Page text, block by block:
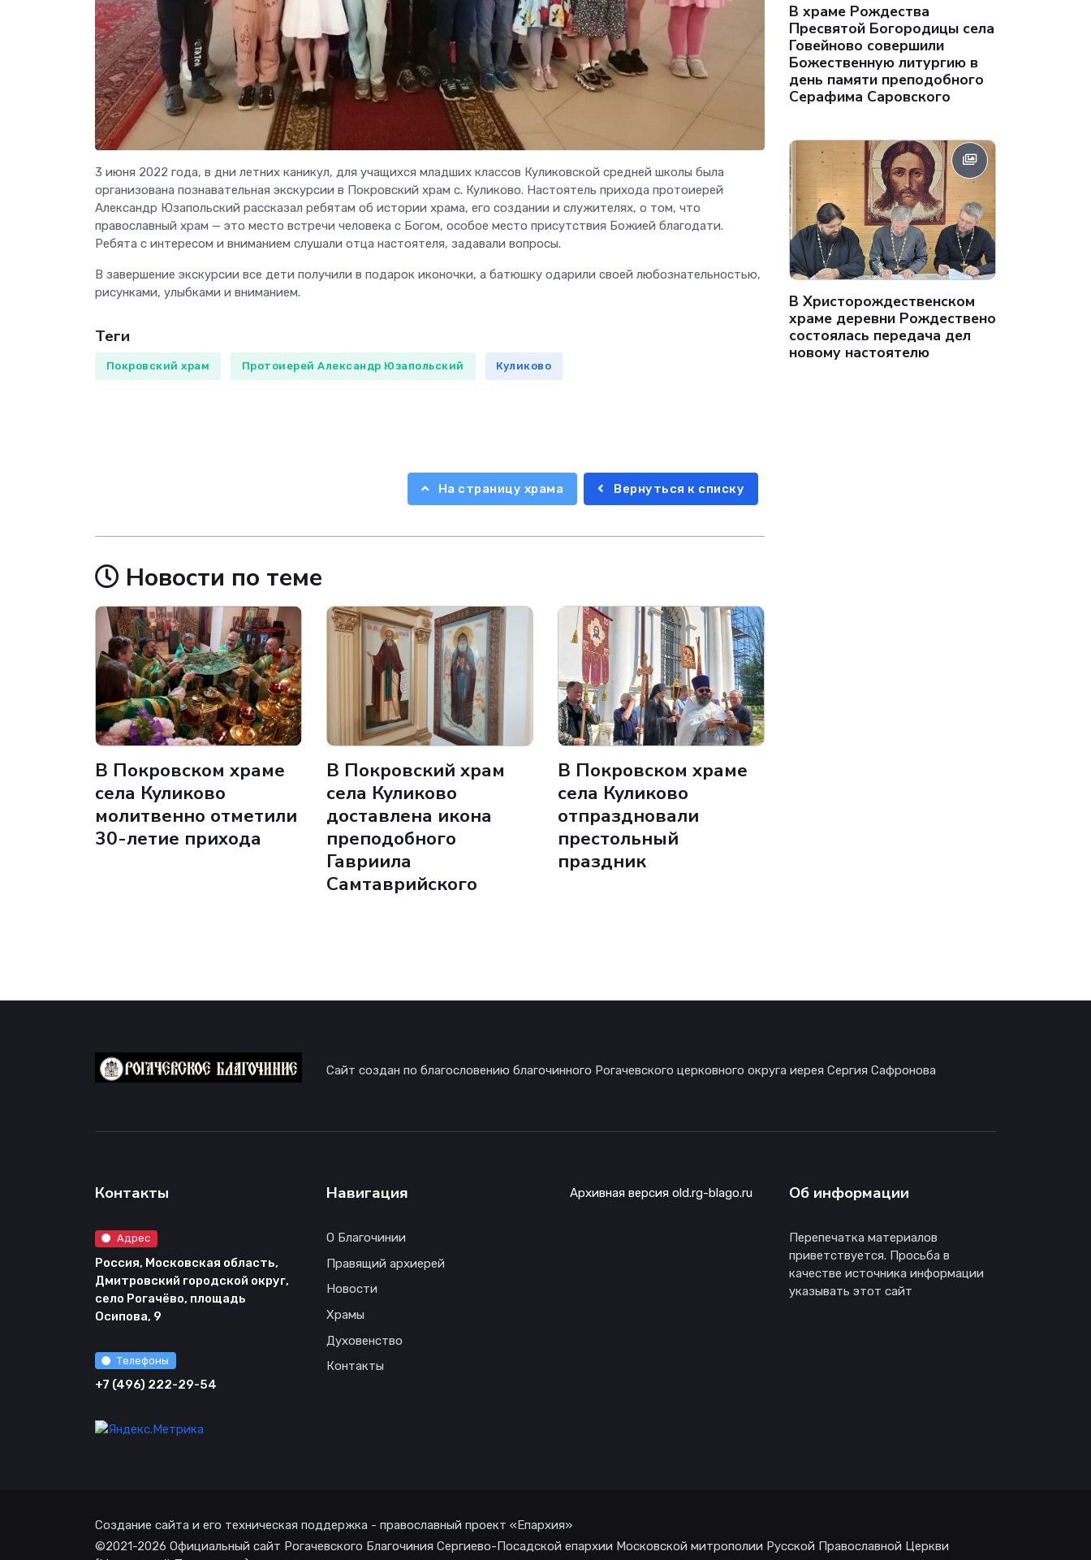
3 июня 2022 года, в дни летних каникул, для учащихся младших классов Куликовской средней школы была
организована познавательная экскурсии в Покровский храм с. Куликово. Настоятель прихода протоиерей
Александр Юзапольский рассказал ребятам об истории храма, его создании и служителях, о том, что
православный храм — это место встречи человека с Богом, особое место присутствия Божией благодати.
Ребята с интересом и вниманием слушали отца настоятеля, задавали вопросы.
В завершение экскурсии все дети получили в подарок иконочки, а батюшку одарили своей любознательностью,
рисунками, улыбками и вниманием.
Теги
Покровский храм Протоиерей Александр Юзапольский Куликово
На страницу храма Вернуться к списку
Новости по теме
В Покровском храме
села Куликово
молитвенно отметили
30-летие прихода
В Покровский храм
села Куликово
доставлена икона
преподобного
Гавриила
Самтаврийского
В Покровском храме
села Куликово
отпраздновали
престольный
праздник
В храме Рождества
Пресвятой Богородицы села
Говейново совершили
Божественную литургию в
день памяти преподобного
Серафима Саровского
В Христорождественском
храме деревни Рождествено
состоялась передача дел
новому настоятелю
Сайт создан по благословению благочинного Рогачевского церковного округа иерея Сергия Сафронова
Контакты
Адрес
Россия, Московская область,
Дмитровский городской округ,
село Рогачёво, площадь
Осипова, 9
Телефоны
+7 (496) 222-29-54
Навигация
О Благочинии
Правящий архиерей
Новости
Храмы
Духовенство
Контакты
Архивная версия old.rg-blago.ru Об информации
Перепечатка материалов
приветствуется. Просьба в
качестве источника информации
указывать этот сайт
Создание сайта и его техническая поддержка - православный проект «Епархия»
©2021-2026 Официальный сайт Рогачевского Благочиния Сергиево-Посадской епархии Московской митрополии Русской Православной Церкви